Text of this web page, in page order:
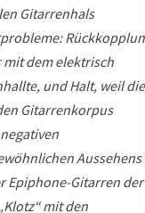
Gitarrenhals
dem elektrisch
und Halt, weil die
Gitarrenkorpus
Aussehens
Epiphone-Gitarren der
mit den